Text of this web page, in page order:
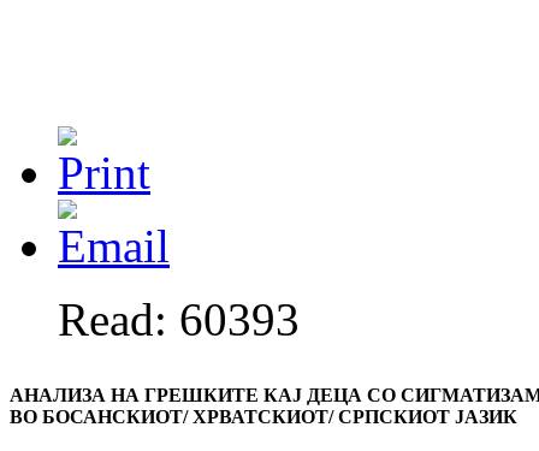
Read: 60393
АНАЛИЗА НА ГРЕШКИТЕ КАЈ ДЕЦА СО
ВО БОСАНСКИОТ/ ХРВАТСКИОТ/ СРПСКИОТ ЈАЗИК